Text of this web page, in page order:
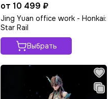
от 10 499 ₽
Jing Yuan office work - Honkai:
Star Rail
Выбрать